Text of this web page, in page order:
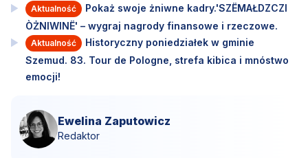
Aktualność
Pokaż swoje żniwne kadry.'SZËMAŁDZCZI
ÒŻNIWINË' – wygraj nagrody finansowe i rzeczowe.
Aktualność
Historyczny poniedziałek w gminie
Szemud. 83. Tour de Pologne, strefa kibica i mnóstwo
emocji!
Ewelina Zaputowicz
Redaktor